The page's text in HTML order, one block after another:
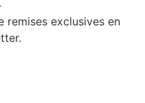
remises exclusives en